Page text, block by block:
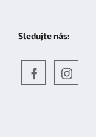
Sledujte nás: